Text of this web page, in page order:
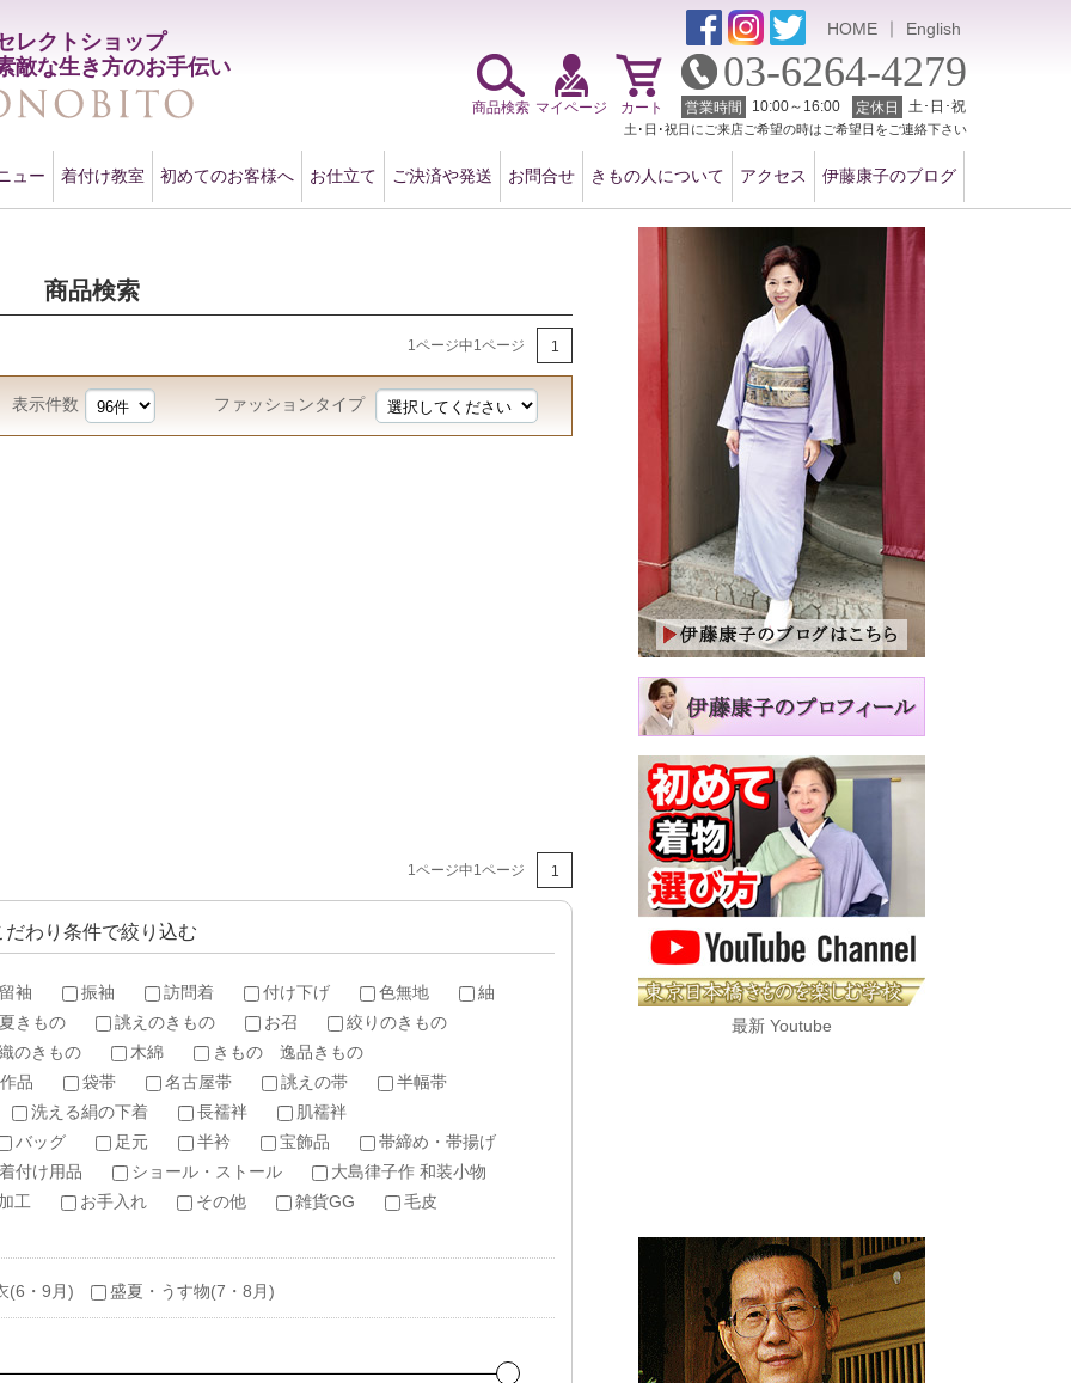
レクトショップ
敵な生き方のお手伝い
HOME ｜ English
ュー 着付け教室 初めてのお客様へ お仕立て ご決済や発送 お問合せ きもの人について アクセス 伊藤康子のブログ
商品検索 マイページ カート
03-6264-4279
営業時間 10:00～16:00 定休日 土･日･祝
土･日･祝日にご来店ご希望の時はご希望日をご連絡下さい
商品検索
1ページ中1ページ 1
表示件数 ファッションタイプ
1ページ中1ページ 1
だわり条件で絞り込む
留袖 振袖 訪問着 付け下げ 色無地
紬
夏きもの
誂えのきもの お召
絞りのきもの
のきもの
木綿
きもの 逸品きもの
品
袋帯 名古屋帯 誂えの帯
半幅帯
洗える絹の下着
長襦袢
肌襦袢
バッグ
足元 半衿 宝飾品
帯締め・帯揚げ
着付け用品
ショール・ストール
大島律子作 和装小物
工
お手入れ その他 雑貨GG 毛皮
(6・9月) 盛夏・うす物(7・8月)
最新 Youtube